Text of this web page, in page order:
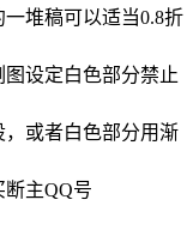
堆稿可以适当0.8折
设定白色部分禁止
，或者白色部分用渐
主QQ号